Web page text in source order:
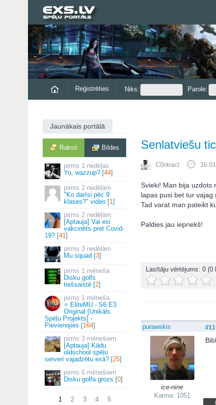
Reģistrēties Niks: Parole:
Jaunākais portālā
Raksti Bildes
1 nedēļas
Yo, wazzup? [44]
2 nedēļām
"Ko darīsi pēc 9.
klases?" video [1]
2 nedēļām
[Aptauja] Vai esi
vakcinēts pret Covid-
19? [41]
3 nedēļām
Mu squad [3]
1 mēneša
Disku golfs
tiešsaistē [2]
1 mēneša
⭐ EliteMU - S6 E3
Original [Unikāls
Spēļu Projekts] -
Pievienojies [164]
3 mēnešiem
[Aptauja] Kādu
oldschool spēļu
serveri vajadzētu exā? [25]
6 mēnešiem
Disku golfa grozs [0]
1 2 3 4 5
Senlatviešu
C0ntract
Svieki! Man bija uzdots
lapas pusi bet tur vajag
Tad varat man pateikt
Paldies jau iepriekš!
Lasītāju vērtējums: 0 (0
purawskis
ice-nine
Karma: 1051
#1